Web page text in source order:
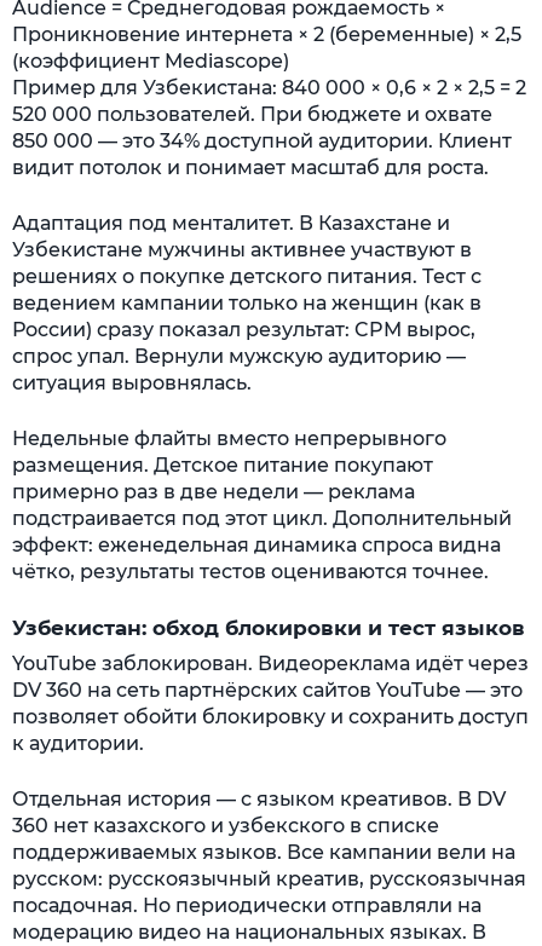
Audience = Среднегодовая рождаемость ×
Проникновение интернета × 2 (беременные) × 2,5
(коэффициент Mediascope)
Пример для Узбекистана: 840 000 × 0,6 × 2 × 2,5 = 2
520 000 пользователей. При бюджете и охвате
850 000 — это 34% доступной аудитории. Клиент
видит потолок и понимает масштаб для роста.
Адаптация под менталитет. В Казахстане и
Узбекистане мужчины активнее участвуют в
решениях о покупке детского питания. Тест с
ведением кампании только на женщин (как в
России) сразу показал результат: CPM вырос,
спрос упал. Вернули мужскую аудиторию —
ситуация выровнялась.
Недельные флайты вместо непрерывного
размещения. Детское питание покупают
примерно раз в две недели — реклама
подстраивается под этот цикл. Дополнительный
эффект: еженедельная динамика спроса видна
чётко, результаты тестов оцениваются точнее.
Узбекистан: обход блокировки и тест языков
YouTube заблокирован. Видеореклама идёт через
DV 360 на сеть партнёрских сайтов YouTube — это
позволяет обойти блокировку и сохранить доступ
к аудитории.
Отдельная история — с языком креативов. В DV
360 нет казахского и узбекского в списке
поддерживаемых языков. Все кампании вели на
русском: русскоязычный креатив, русскоязычная
посадочная. Но периодически отправляли на
модерацию видео на национальных языках. В